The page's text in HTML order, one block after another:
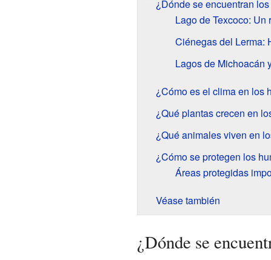
¿Dónde se encuentran
Lago de Texcoco: Un
Ciénegas del Lerma:
Lagos de Michoacán
¿Cómo es el clima en los
¿Qué plantas crecen en
¿Qué animales viven en
¿Cómo se protegen los
Áreas protegidas
Véase también
¿Dónde se